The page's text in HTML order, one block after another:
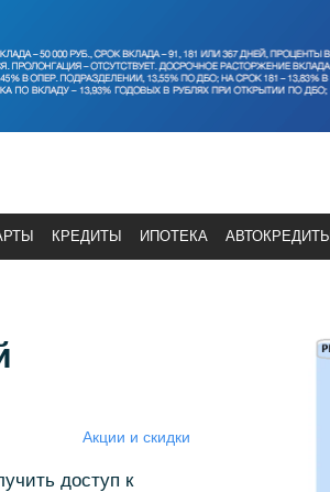
КРЕДИТЫ ИПОТЕКА АВТОКРЕДИТЫ
Акции и скидки
доступ к